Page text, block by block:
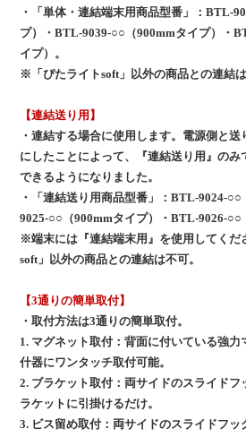
・「単体・連結端末用商品型番」：BTL-
プ）・BTL-9039-○○（900mmタイプ）・
イプ）。
※「ぴたライトsoft」以外の商品との連結は
【連結送り用】
・連結する場合に使用します。電源側と
にしたことによって、『連結送り用』の
できるようになりました。
・「連結送り用商品型番」：BTL-9024-
9025-○○（900mmタイプ）・BTL-9026-○○
※端末には『連結端末用』を使用してく
soft」以外の商品との連結は不可。
【3通りの簡単取付】
・取付方法は3通りの簡単取付。
1. マグネット取付：背面に付いている強
什器にワンタッチ取付可能。
2. ブラケット取付：両サイドのスライド
ラケットに引掛けるだけ。
3. ビス留め取付：両サイドのスライドフ